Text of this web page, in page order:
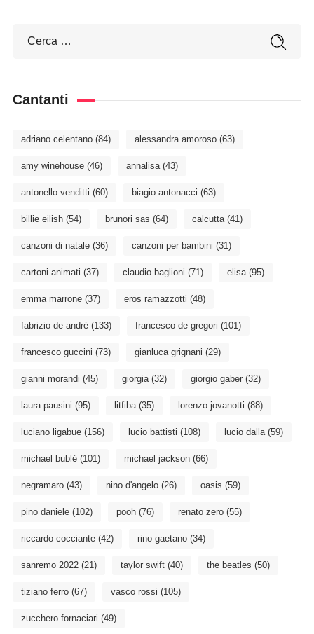
Cantanti
adriano celentano(84) alessandra amoroso(63)
amy winehouse(46) annalisa(43)
antonello venditti (60) biagio antonacci (63)
billie eilish(54) brunori sas (64) calcutta(41)
canzoni di natale(36) canzoni per bambini (31)
cartoni animati (37) claudio baglioni (71) elisa(95)
emma marrone(37) eros ramazzotti (48)
fabrizio de andré(133) francesco de gregori (101)
francesco guccini (73) gianluca grignani (29)
gianni morandi (45) giorgia(32) giorgio gaber(32)
laura pausini (95) litfiba(35) lorenzo jovanotti (88)
luciano ligabue(156) lucio battisti (108) lucio dalla(59)
michael bublé(101) michael jackson(66)
negramaro(43) nino d'angelo(26) oasis (59)
pino daniele(102) pooh(76) renato zero(55)
riccardo cocciante(42) rino gaetano(34)
sanremo 2022(21) taylor swift(40) the beatles (50)
tiziano ferro(67) vasco rossi (105)
zucchero fornaciari (49)